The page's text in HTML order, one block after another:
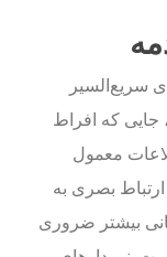
سریع‌السیر
جایی که افراط
معمول
بصری به
بیشتر ضروری